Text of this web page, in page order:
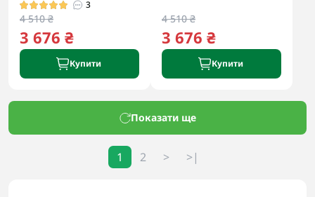
3
4 510 ₴
3 676 ₴
Купити
4 510 ₴
3 676 ₴
Купити
Показати ще
1 2 > >|